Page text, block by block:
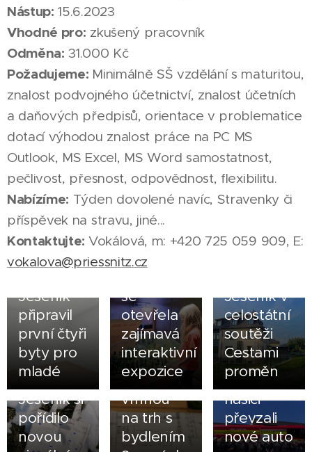
Nástup: 15.6.2023
Vhodné pro: zkušený pracovník
Odměna: 31.000 Kč
Požadujeme: Minimálně SŠ vzdělání s maturitou,
znalost podvojného účetnictví, znalost účetních
a daňových předpisů, orientace v problematice
dotací výhodou znalost práce na PC MS
Outlook, MS Excel, MS Word samostatnost,
pečlivost, přesnost, odpovědnost, flexibilitu.
Nabízíme: Týden dovolené navíc, Stravenky či
příspěvek na stravu, jiné...
Kontaktujte: Vokálová, m: +420 725 059 909, E:
vokalova@priessnitz.cz
Jeseník
připravil
první čtyři
byty pro
mladé
25.07.2026
V
jesenické
se
otevřela
zajímavá
interaktivní
expozice
Jeseník v
celostátní
soutěži
Cestami
proměn
20.06.2026
Město
Jeseník si
pořídilo
novou
24.05.2026
Mikulovice
vrhnou
na trh s
bydlením
05.05.2026
Zlatohorští
dobrovolní
hasiči
převzali
nové auto